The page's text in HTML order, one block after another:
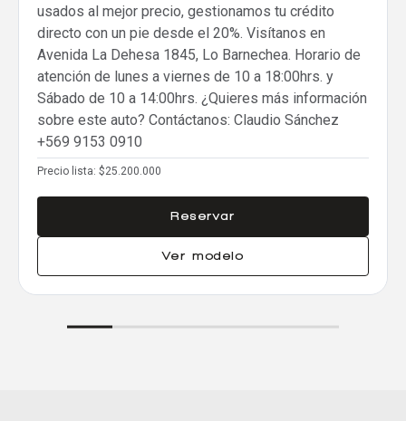
usados al mejor precio, gestionamos tu crédito
directo con un pie desde el 20%. Visítanos en
Avenida La Dehesa 1845, Lo Barnechea. Horario de
atención de lunes a viernes de 10 a 18:00hrs. y
Sábado de 10 a 14:00hrs. ¿Quieres más información
sobre este auto? Contáctanos: Claudio Sánchez
+569 9153 0910
Precio lista: $25.200.000
Reservar
Ver modelo